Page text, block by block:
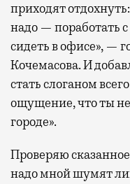
приходят
надо — поработать
сидеть в офисе», —
Кочемасова. И
стать слоганом
ощущение, что ты не
городе».
Проверяю
надо мной шумят